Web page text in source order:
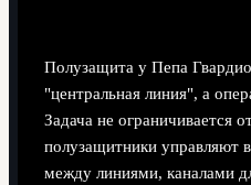
Полузащита у Пепа
"центральная линия", а
Задача не ограничивается
полузащитники управляют
между линиями, каналами